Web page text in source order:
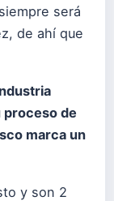
será
de ahí que
proceso de
marca un
y son 2